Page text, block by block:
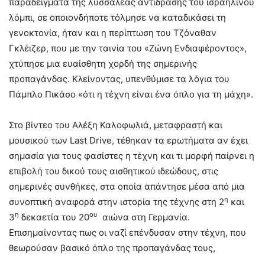
λόμπι, σε οποιονδήποτε τόλμησε να καταδικάσει τη
γενοκτονία, ήταν και η περίπτωση του Τζόναθαν
Γκλέιζερ, που με την ταινία του «Ζώνη Ενδιαφέροντος»,
χτύπησε μια ευαίσθητη χορδή της σημερινής
προπαγάνδας. Κλείνοντας, υπενθύμισε τα λόγια του
Πάμπλο Πικάσο «ότι η τέχνη είναι ένα όπλο για τη μάχη».
Στο βίντεο του Αλέξη Καλοφωλιά, μεταφραστή και
μουσικού των Last Drive, τέθηκαν τα ερωτήματα αν έχει
σημασία για τους φασίστες η τέχνη και τι μορφή παίρνει η
επιβολή του δικού τους αισθητικού ιδεώδους, στις
σημερινές συνθήκες, στα οποία απάντησε μέσα από μια
συνοπτική αναφορά στην ιστορία της τέχνης στη 2η και
3η δεκαετία του 20ου
αιώνα στη Γερμανία.
Επισημαίνοντας πως οι ναζί επένδυσαν στην τέχνη, που
θεωρούσαν βασικό όπλο της προπαγάνδας τους,